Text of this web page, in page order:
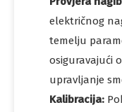
električnog
temelju
osiguravajući
upravljanje
Kalibracija: